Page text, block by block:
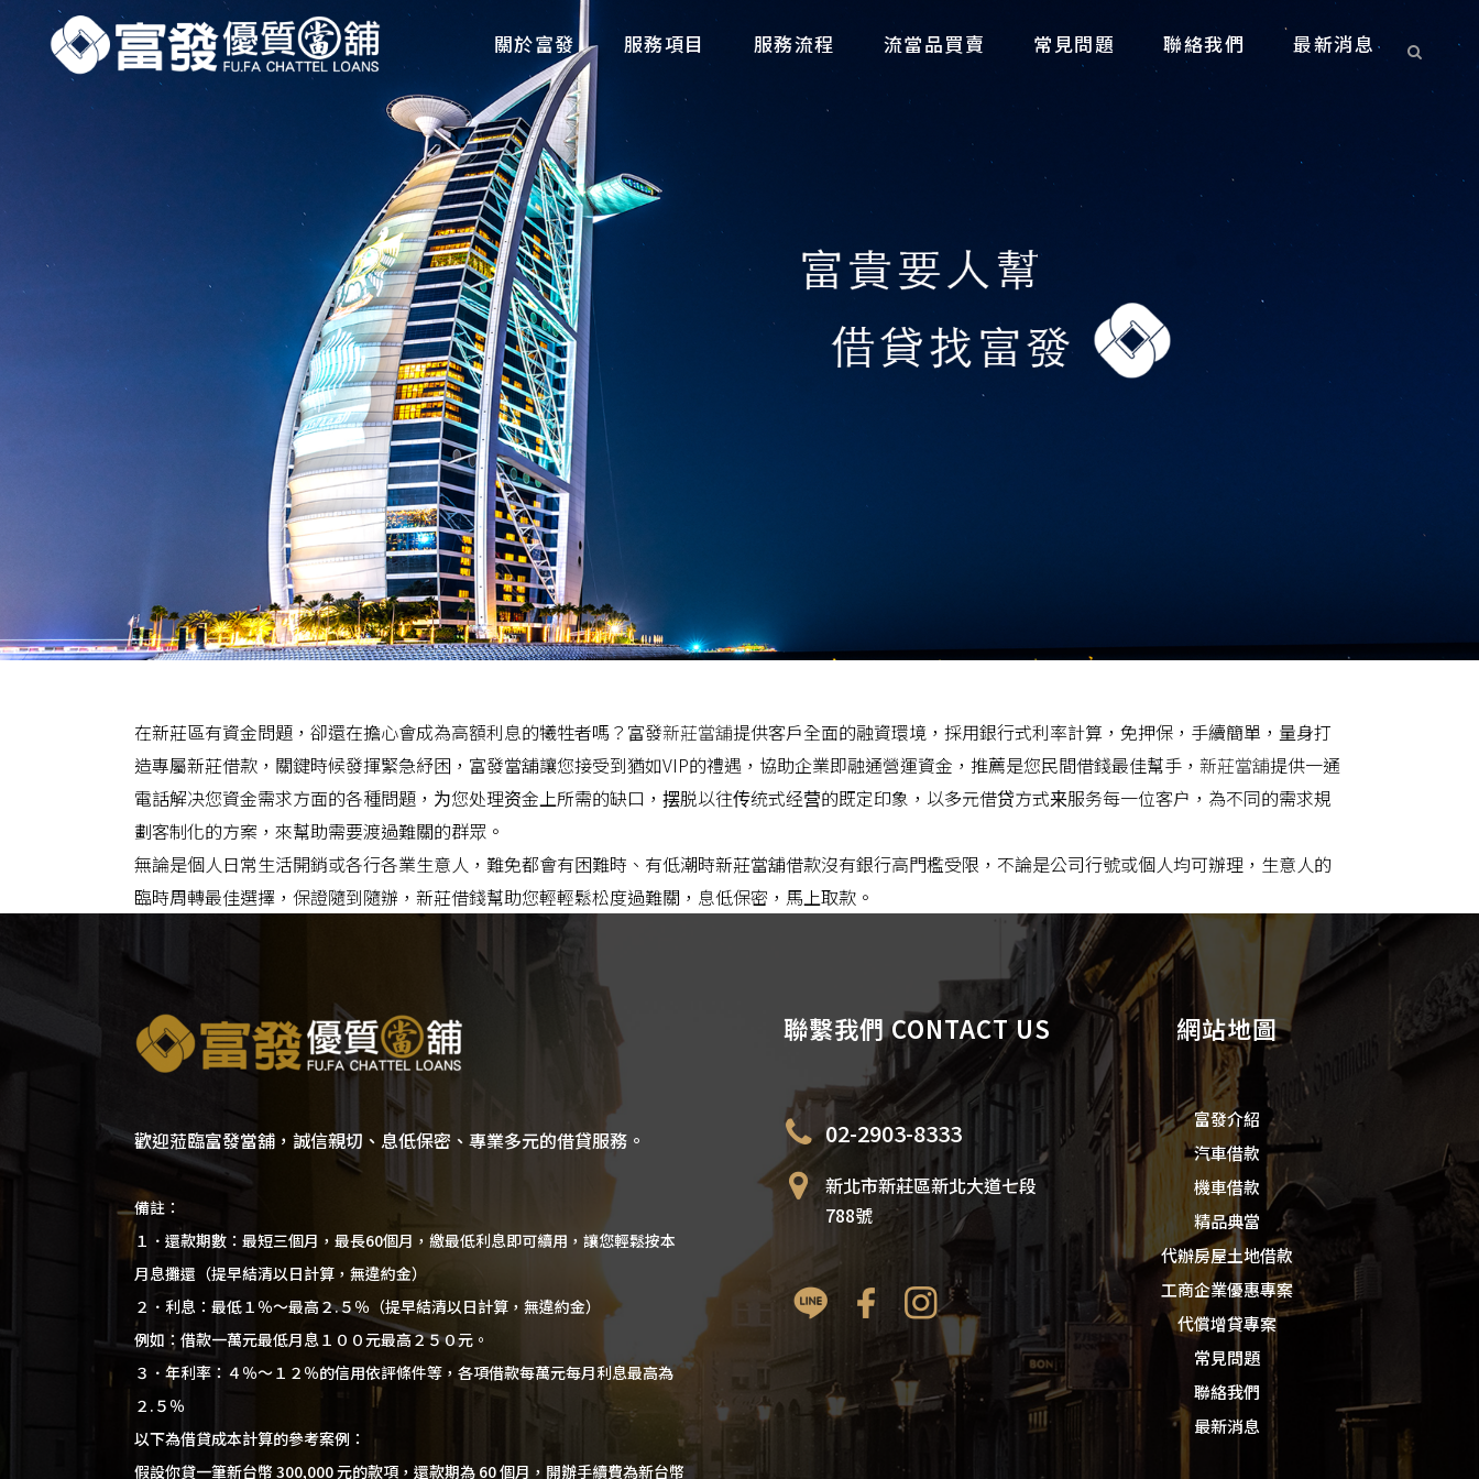
關於富發 服務項目 服務流程 流當品買賣 常見問題 聯絡我們 最新消息
在新莊區有資金問題，卻還在擔心會成為高額利息的犧牲者嗎？富發新莊當舖提供客戶全面的融資環境，採用銀行式利率計算，免押保，手續簡單，量身打
造專屬新莊借款，關鍵時候發揮緊急紓困，富發當舖讓您接受到猶如VIP的禮遇，協助企業即融通營運資金，推薦是您民間借錢最佳幫手， 新莊當舖提供一通
電話解决您資金需求方面的各種問題，为您处理资金上所需的缺口，摆脱以往传统式经营的既定印象，以多元借贷方式来服务每一位客户，為不同的需求規
劃客制化的方案，來幫助需要渡過難關的群眾。
無論是個人日常生活開銷或各行各業生意人，難免都會有困難時、有低潮時新莊當舖借款沒有銀行高門檻受限，不論是公司行號或個人均可辦理，生意人的
臨時周轉最佳選擇，保證隨到隨辦，新莊借錢幫助您輕輕鬆松度過難關，息低保密，馬上取款。
歡迎蒞臨富發當舖，誠信親切、息低保密、專業多元的借貸服務。
備註：
１．還款期數：最短三個月，最長60個月，繳最低利息即可續用，讓您輕鬆按本
月息攤還（提早結清以日計算，無違約金）
２．利息：最低１％～最高２.５％（提早結清以日計算，無違約金）
例如：借款一萬元最低月息１００元最高２５０元。
３．年利率：４％～１２％的信用依評條件等，各項借款每萬元每月利息最高為
２.５％
以下為借貸成本計算的參考案例：
假設你貸一筆新台幣 300,000 元的款項，還款期為 60 個月，開辦手續費為新台幣
聯繫我們 CONTACT US
02-2903-8333
新北市新莊區新北大道七段
788號
網站地圖
富發介紹
汽車借款
機車借款
精品典當
代辦房屋土地借款
工商企業優惠專案
代償增貸專案
常見問題
聯絡我們
最新消息